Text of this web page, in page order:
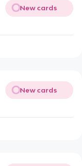
New cards
New cards